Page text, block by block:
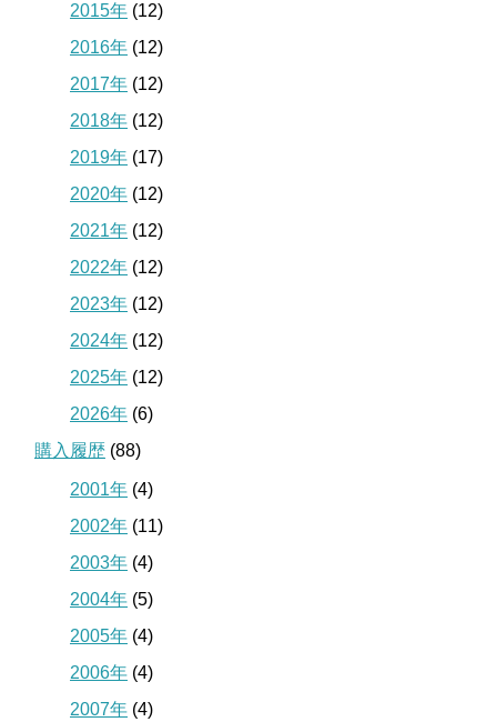
2015年 (12)
2016年 (12)
2017年 (12)
2018年 (12)
2019年 (17)
2020年 (12)
2021年 (12)
2022年 (12)
2023年 (12)
2024年 (12)
2025年 (12)
2026年 (6)
購入履歴 (88)
2001年 (4)
2002年 (11)
2003年 (4)
2004年 (5)
2005年 (4)
2006年 (4)
2007年 (4)